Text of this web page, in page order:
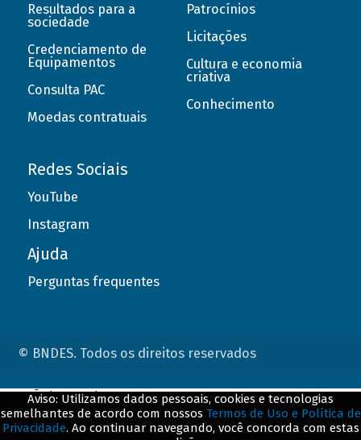
Resultados para a
sociedade
Credenciamento de
Equipamentos
Consulta PAC
Moedas contratuais
Patrocínios
Licitações
Cultura e economia
criativa
Conhecimento
Redes Sociais
YouTube
Instagram
Ajuda
Perguntas frequentes
© BNDES. Todos os direitos reservados
Aviso: Utilizamos dados pessoais, cookies e tecnologias
semelhantes de acordo com nossos Termos de Uso e Política de
Privacidade. Ao continuar navegando, você concorda com estas
ConteÃºdo complementar
${title}${badge}